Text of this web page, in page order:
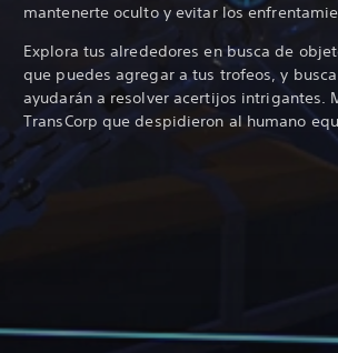
mantenerte oculto y evitar los
Explora tus alrededores en busca de
que puedes agregar a tus trofeos, y
ayudarán a resolver acertijos intrigantes.
TransCorp que despidieron al humano